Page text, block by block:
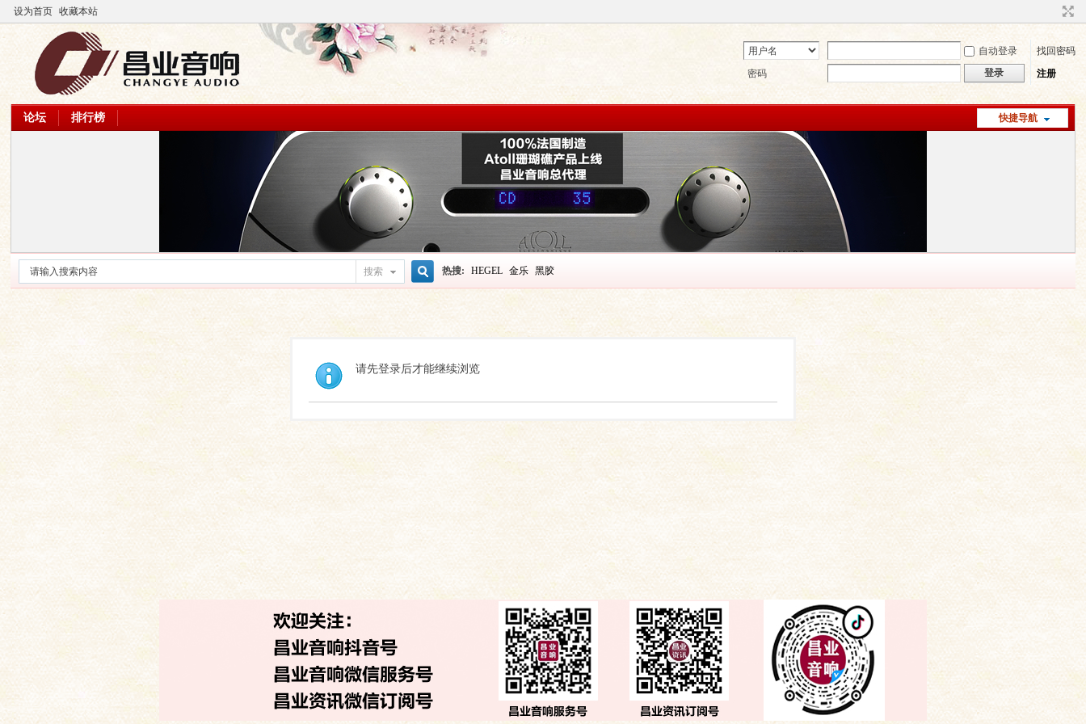
设为首页 收藏本站
自动登录
找回密码
密码
登录 注册
快捷导航
论坛 排行榜
搜索
搜
索
热搜: HEGEL 金乐 黑胶
请先登录后才能继续浏览